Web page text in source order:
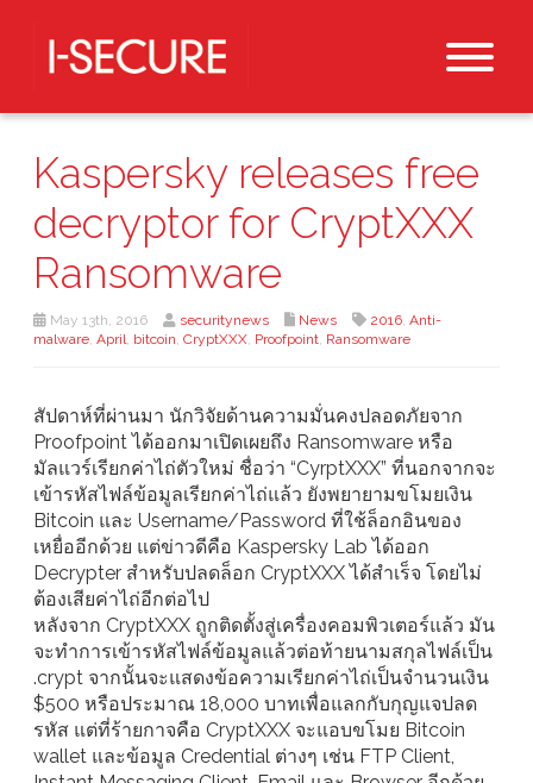
Kaspersky releases free
decryptor for CryptXXX
Ransomware
May 13th, 2016 securitynews News 2016, Anti-
malware, April, bitcoin, CryptXXX, Proofpoint, Ransomware
สัปดาห์ที่ผ่านมา นักวิจัยด้านความมั่นคงปลอดภัยจาก
Proofpoint ได้ออกมาเปิดเผยถึง Ransomware หรือ
มัลแวร์เรียกค่าไถ่ตัวใหม่ ชื่อว่า “CyrptXXX” ที่นอกจากจะ
เข้ารหัสไฟล์ข้อมูลเรียกค่าไถ่แล้ว ยังพยายามขโมยเงิน
Bitcoin และ Username/Password ที่ใช้ล็อกอินของ
เหยื่ออีกด้วย แต่ข่าวดีคือ Kaspersky Lab ได้ออก
Decrypter สำหรับปลดล็อก CryptXXX ได้สำเร็จ โดยไม่
ต้องเสียค่าไถ่อีกต่อไป
หลังจาก CryptXXX ถูกติดตั้งสู่เครื่องคอมพิวเตอร์แล้ว มัน
จะทำการเข้ารหัสไฟล์ข้อมูลแล้วต่อท้ายนามสกุลไฟล์เป็น
.crypt จากนั้นจะแสดงข้อความเรียกค่าไถ่เป็นจำนวนเงิน
$500 หรือประมาณ 18,000 บาทเพื่อแลกกับกุญแจปลด
รหัส แต่ที่ร้ายกาจคือ CryptXXX จะแอบขโมย Bitcoin
wallet และข้อมูล Credential ต่างๆ เช่น FTP Client,